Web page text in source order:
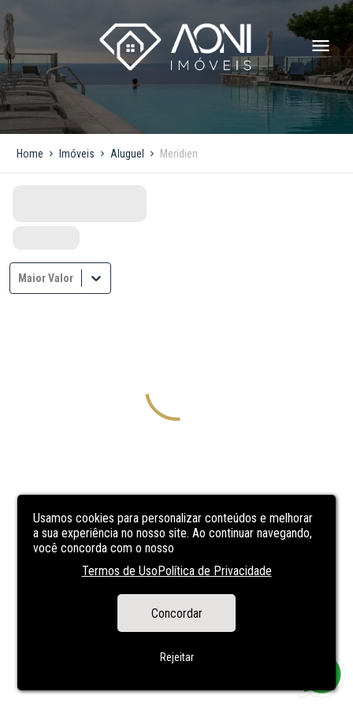
Usamos cookies para personalizar conteúdos e melhorar
a sua experiência no nosso site. Ao continuar navegando,
você concorda com o nosso
Termos de UsoPolítica de Privacidade
Concordar
Rejeitar
Home Imóveis Aluguel Meridien
Maior Valor